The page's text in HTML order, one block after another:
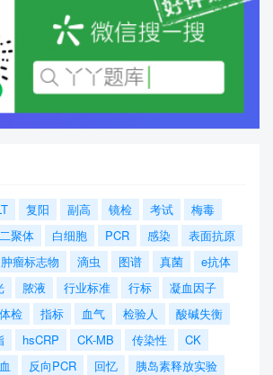
复阳 副高 镜检 考试
梅毒
聚体 白细胞 PCR 感染
表面抗原
肿瘤标志物 滴虫 图谱 真菌
e抗体
脓液 行业标准 行标
凝血因子
体检 指标 血气 检验人
酸碱失衡
hsCRP CK-MB 传染性
CK
血 反向PCR 回忆
胰岛素释放实验